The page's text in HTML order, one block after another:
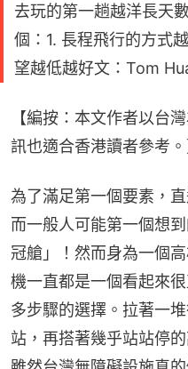
去玩的第一趟越洋長天
個：1. 長程飛行的方式
望越低越好文：Tom
【編按：本文作者以台
訊也適合香港讀者參考。
為了滿足第一個要素，
而一般人可能第一個想
冠艙」！然而身為一個
機一直都是一個看起來
多步驟的選擇。拉著一
站，再搭著幾乎站站停